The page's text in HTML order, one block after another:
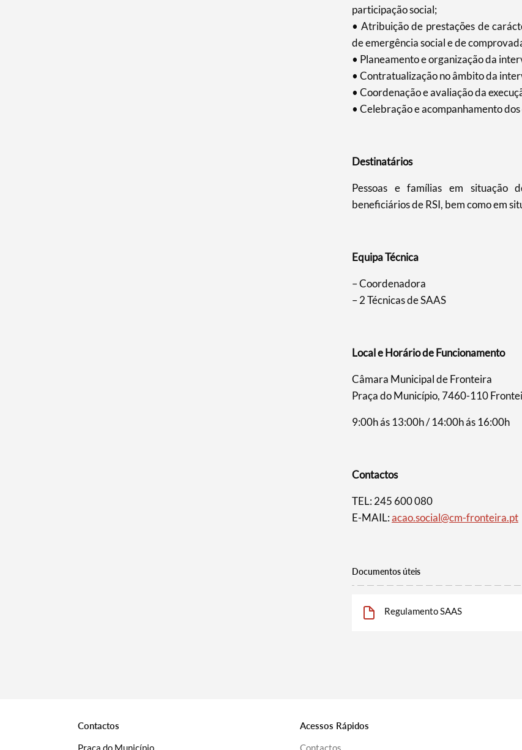
participação social;
• Atribuição de prestações de
de emergência social e de
• Planeamento e organização da
• Contratualização no âmbito da
• Coordenação e avaliação da
• Celebração e acompanhamento
Destinatários
Pessoas e famílias em situação
beneficiários de RSI, bem como em
Equipa Técnica
– Coordenadora
– 2 Técnicas de SAAS
Local e Horário de Funcionamento
Câmara Municipal de Fronteira
Praça do Município, 7460-110
9:00h ás 13:00h / 14:00h ás 16:00h
Contactos
TEL: 245 600 080
E-MAIL:acao.social@cm-fronteira.pt
Documentos úteis
Regulamento SAAS
Contactos
Praça do Município
Acessos Rápidos
Contactos